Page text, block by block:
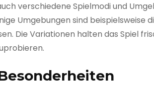
verschiedene Spielmodi und
Umgebungen sind beispielsweise
Die Variationen halten das Spiel